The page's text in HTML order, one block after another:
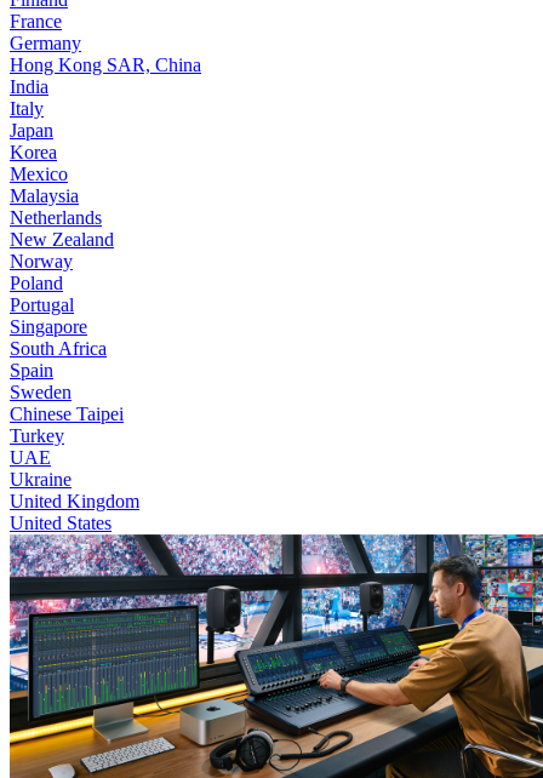
France
Germany
Hong Kong SAR, China
India
Italy
Japan
Korea
Mexico
Malaysia
Netherlands
New Zealand
Norway
Poland
Portugal
Singapore
South Africa
Spain
Sweden
Chinese Taipei
Turkey
UAE
Ukraine
United Kingdom
United States